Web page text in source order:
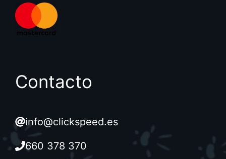
Contacto
info@clickspeed.es
660 378 370